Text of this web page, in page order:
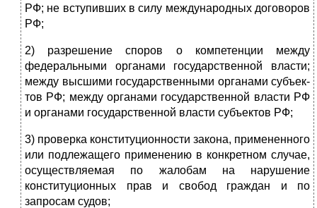
РФ; не вступивших в силу международных договоров
РФ;
2) разрешение споров о компетенции между
федеральными органами го­сударственной власти;
между высшими государственными органами субъек­
тов РФ; между органами государственной власти РФ
и органами государст­венной власти субъектов РФ;
3) проверка конституционности закона, примененного
или подлежащего применению в конкретном случае,
осуществляемая по жалобам на наруше­ние
конституционных прав и свобод граждан и по
запросам судов;